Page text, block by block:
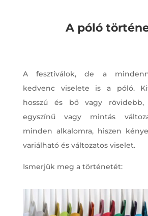
A póló
A fesztiválok, de a
kedvenc viselete is a póló.
hosszú és bő vagy rövidebb,
egyszínű vagy mintás
minden alkalomra, hiszen
variálható és változatos viselet.
Ismerjük meg a történetét: